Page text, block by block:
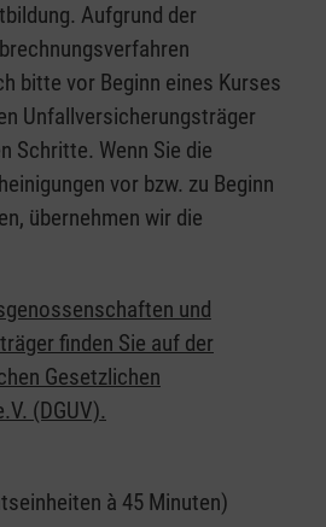
Aufgrund der
bitte vor Beginn eines Kurses
Unfallversicherungsträger
Schritte. Wenn Sie die
vor bzw. zu Beginn
übernehmen wir die
und
finden Sie auf der
Gesetzlichen
(DGUV).
à 45 Minuten)